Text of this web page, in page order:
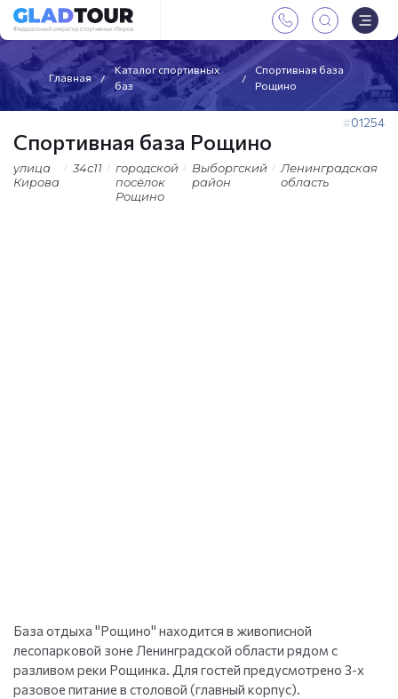
Главная
Каталог спортивных
баз
Спортивная база
Рощино
01254
Спортивная база Рощино
улица
Кирова
34с11
городской
посёлок
Рощино
Выборгский
район
Ленинградская
область
База отдыха "Рощино" находится в живописной
лесопарковой зоне Ленинградской области рядом с
разливом реки Рощинка. Для гостей предусмотрено 3-х
разовое питание в столовой (главный корпус).